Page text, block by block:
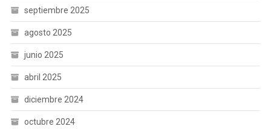
septiembre 2025
agosto 2025
junio 2025
abril 2025
diciembre 2024
octubre 2024